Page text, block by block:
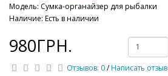
Модель: Сумка-органайзер для рыбалки
Наличие: Есть в наличии
980ГРН.
Отзывов: 0/Написать отзыв